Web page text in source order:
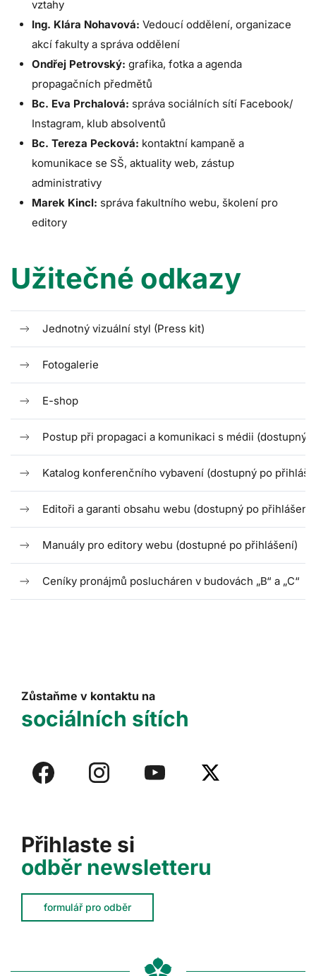
vztahy
Ing. Klára Nohavová: Vedoucí oddělení, organizace
akcí fakulty a správa oddělení
Ondřej Petrovský: grafika, fotka a agenda
propagačních předmětů
Bc. Eva Prchalová: správa sociálních sítí Facebook/
Instagram, klub absolventů
Bc. Tereza Pecková: kontaktní kampaně a
komunikace se SŠ, aktuality web, zástup
administrativy
Marek Kincl: správa fakultního webu, školení pro
editory
Užitečné odkazy
Jednotný vizuální styl (Press kit)
Fotogalerie
E-shop
Postup při propagaci a komunikaci s médii (dostupný
Katalog konferenčního vybavení (dostupný po
Editoři a garanti obsahu webu (dostupný po přihlášení)
Manuály pro editory webu (dostupné po přihlášení)
Ceníky pronájmů poslucháren v budovách „B“ a „C“
Přihlaste si
odběr newsletteru
formulář pro odběr
Zůstaňme v kontaktu na
sociálních sítích